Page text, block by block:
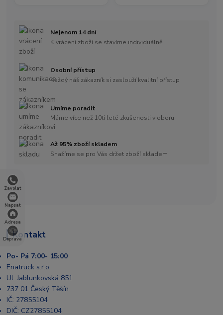
Zavolat
Napsat
Adresa
Doprava
Nejenom 14 dní
K vrácení zboží se stavíme individuálně
Osobní přístup
Každý náš zákazník si zaslouží kvalitní přístup
Umíme poradit
Máme více než 10ti leté zkušenosti v oboru
Až 95% zboží skladem
Snažíme se pro Vás držet zboží skladem
Kontakt
Po- Pá 7:00- 15:00
Enatruck s.r.o.
Ul. Jablunkovská 851
737 01 Český Těšín
IČ: 27855104
DIČ: CZ27855104